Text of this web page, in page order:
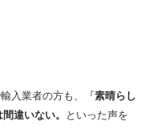
入業者の方も、『素晴らし
違いない。
といった声を